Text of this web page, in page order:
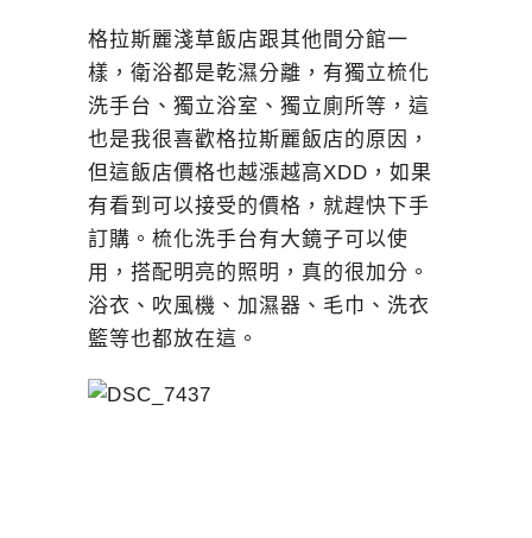
格拉斯麗淺草飯店跟其他間分館一
樣，衛浴都是乾濕分離，有獨立梳化
洗手台、獨立浴室、獨立廁所等，這
也是我很喜歡格拉斯麗飯店的原因，
但這飯店價格也越漲越高XDD，如果
有看到可以接受的價格，就趕快下手
訂購。梳化洗手台有大鏡子可以使
用，搭配明亮的照明，真的很加分。
浴衣、吹風機、加濕器、毛巾、洗衣
籃等也都放在這。